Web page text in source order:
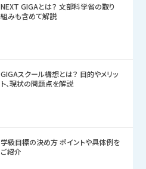
NEXT GIGAとは？ 文部科学省の取り
組みも含めて解説
GIGAスクール構想とは？ 目的やメリッ
ト、現状の問題点を解説
学級目標の決め方 ポイントや具体例を
ご紹介